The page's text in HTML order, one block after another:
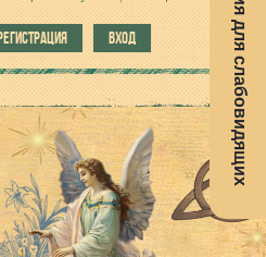
Версия для слабовидящих
РЕГИСТРАЦИЯ ВХОД